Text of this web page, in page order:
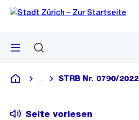
Navigation
Sprunglink
Menü
Deutsch
Blende alle Breadcrumbs ein
STRB Nr. 0790/2022
Seite vorlesen